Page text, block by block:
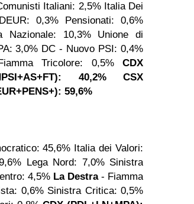
Italiani: 2,5% Italia Dei
0,3%
Pensionati: 0,6%
Nazionale: 10,3%
Unione di
3,0% DC - Nuovo PSI: 0,4%
Tricolore: 0,5%
CDX
40,2%
CSX
59,6%
45,6% Italia dei Valori:
Lega Nord: 7,0% Sinistra
4,5% La Destra- Fiamma
0,6% Sinistra Critica: 0,5%